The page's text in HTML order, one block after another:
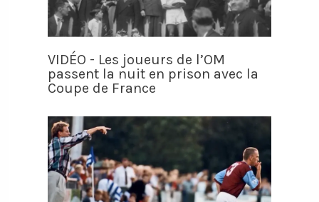
VIDÉO - Les joueurs de l’OM
passent la nuit en prison avec la
Coupe de France